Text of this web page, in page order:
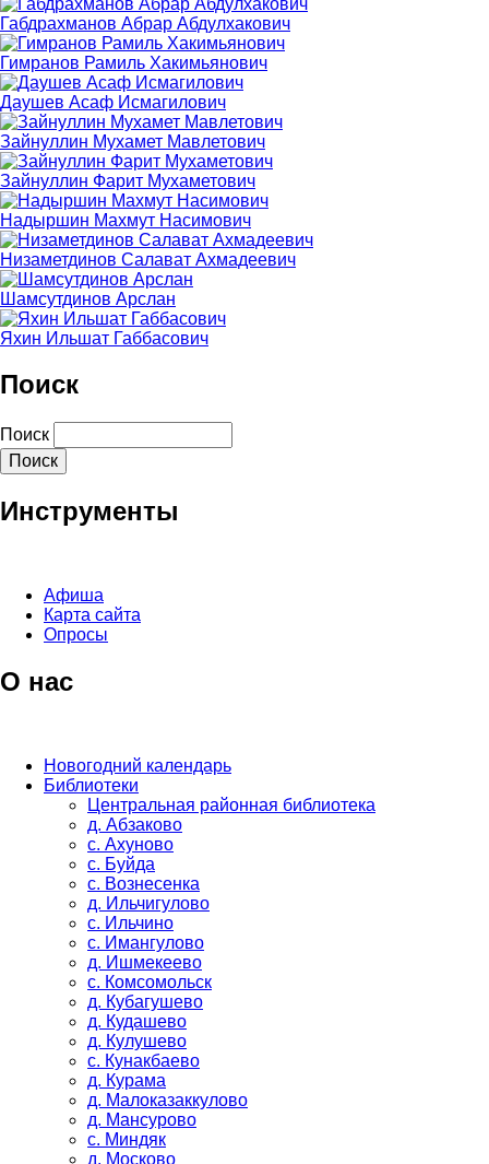
Габдрахманов Абрар Абдулхакович
Гимранов Рамиль Хакимьянович
Даушев Асаф Исмагилович
Зайнуллин Мухамет Мавлетович
Зайнуллин Фарит Мухаметович
Надыршин Махмут Насимович
Низаметдинов Салават Ахмадеевич
Шамсутдинов Арслан
Яхин Ильшат Габбасович
Поиск
Поиск
Инструменты
Афиша
Карта сайта
Опросы
О нас
Новогодний календарь
Библиотеки
Центральная районная библиотека
д. Абзаково
с. Ахуново
с. Буйда
с. Вознесенка
д. Ильчигулово
с. Ильчино
с. Имангулово
д. Ишмекеево
с. Комсомольск
д. Кубагушево
д. Кудашево
д. Кулушево
с. Кунакбаево
д. Курама
д. Малоказаккулово
д. Мансурово
с. Миндяк
д. Москово